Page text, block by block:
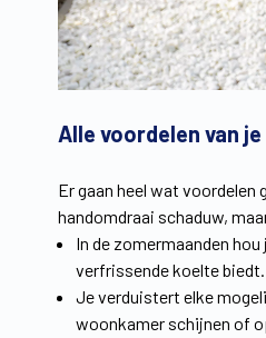
Alle voordelen van
Er gaan heel wat voordelen
handomdraai schaduw,
In de zomermaanden
verfrissende koelte biedt.
Je verduistert elke
woonkamer schijnen of